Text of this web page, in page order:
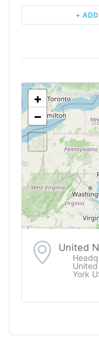
+
<!---->
+
−
United
York